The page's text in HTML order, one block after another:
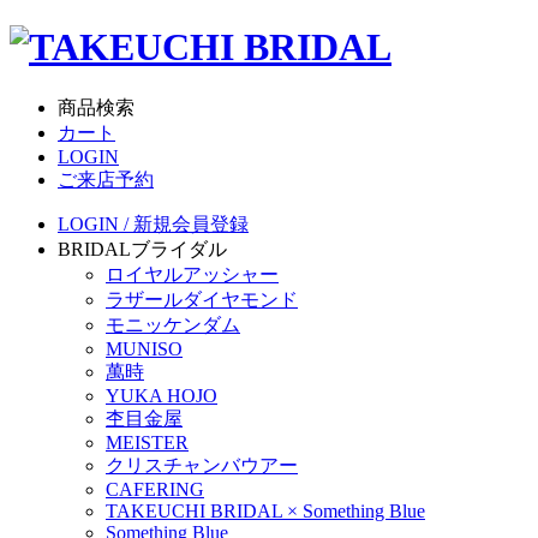
商品検索
カート
LOGIN
ご来店予約
LOGIN / 新規会員登録
BRIDALブライダル
ロイヤルアッシャー
ラザールダイヤモンド
モニッケンダム
MUNISO
萬時
YUKA HOJO
杢目金屋
MEISTER
クリスチャンバウアー
CAFERING
TAKEUCHI BRIDAL × Something Blue
Something Blue